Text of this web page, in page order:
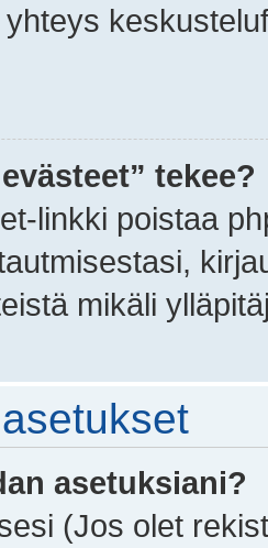
tekee?
linkki poistaa
mikäli
asetuksiani?
(Jos olet